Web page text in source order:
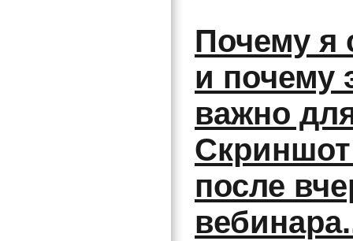
Почему я
и почему
важно
после